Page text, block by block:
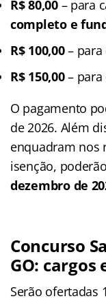
R$ 80,00– para
completo e
R$ 100,00– para
R$ 150,00– para
O pagamento
de 2026. Além
enquadram nos
isenção,
dezembro de
Concurso
GO: cargos
Serão ofertadas